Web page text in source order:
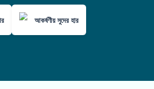
আকর্ষণীয় সুদের হার